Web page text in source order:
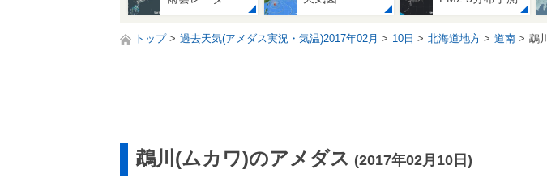
トップ 過去天気(アメダス実況・気温)2017年02月 10日 北海道地方 道南 鵡川
鵡川(ムカワ)のアメダス (2017年02月10日)